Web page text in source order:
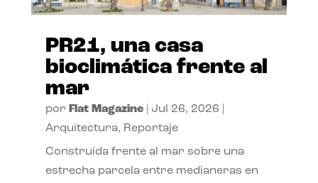
PR21, una casa
bioclimática frente al
mar
por Flat Magazine| Jul 26, 2026
Arquitectura, Reportaje
Construida frente al mar sobre una
estrecha parcela entre medianeras en